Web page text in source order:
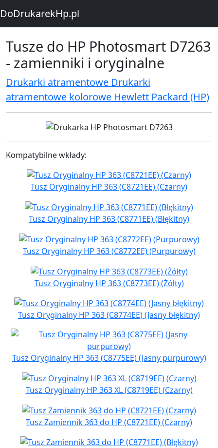
DoDrukarekHp.pl
Tusze do HP Photosmart D7263
- zamienniki i oryginalne
Drukarki atramentowe Drukarki
atramentowe kolorowe Hewlett Packard (HP)
Kompatybilne wkłady:
Tusz Oryginalny HP 363 (C8721EE) (Czarny)
Tusz Oryginalny HP 363 (C8771EE) (Błękitny)
Tusz Oryginalny HP 363 (C8772EE) (Purpurowy)
Tusz Oryginalny HP 363 (C8773EE) (Żółty)
Tusz Oryginalny HP 363 (C8774EE) (Jasny błękitny)
Tusz Oryginalny HP 363 (C8775EE) (Jasny purpurowy)
Tusz Oryginalny HP 363 XL (C8719EE) (Czarny)
Tusz Zamiennik 363 do HP (C8721EE) (Czarny)